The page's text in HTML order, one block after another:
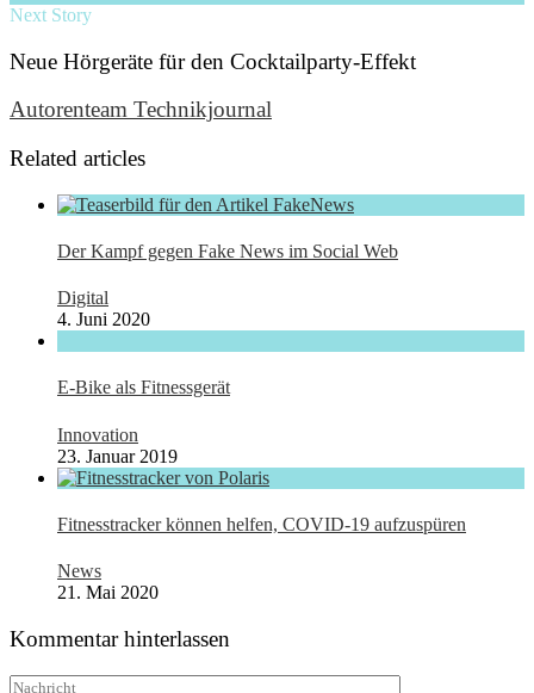
Next Story
Neue Hörgeräte für den Cocktailparty-Effekt
Autorenteam Technikjournal
Related articles
Der Kampf gegen Fake News im Social Web
Digital
4. Juni 2020
E-Bike als Fitnessgerät
Innovation
23. Januar 2019
Fitnesstracker können helfen, COVID-19 aufzuspüren
News
21. Mai 2020
Kommentar hinterlassen